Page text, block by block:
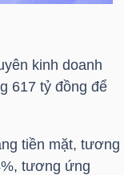
kinh doanh
617 tỷ đồng để
tiền mặt, tương
tương ứng